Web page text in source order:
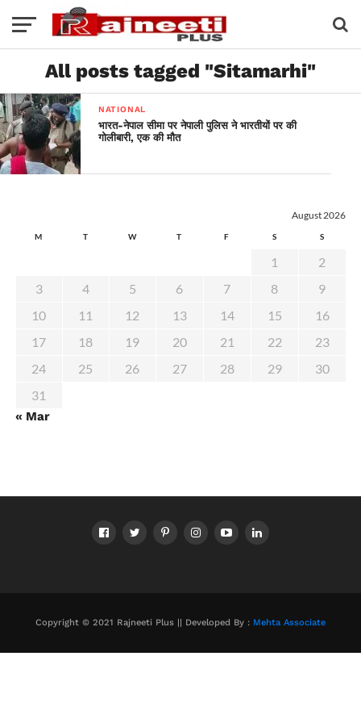
All posts tagged "Sitamarhi"
NATIONAL
भारत-नेपाल सीमा पर नेपाली पुलिस ने भारतीयों पर की
गोलीबारी, एक की मौत
August 2026
M T W T F S S
1
2
3
4 5 6 7 8
9
10
11 12 13 14 15
16
17
18 19 20 21 22
23
24
25 26 27 28 29
30
31
« Mar
Copyright © 2021 Rajneeti Plus || Developed By : Mehta Associate